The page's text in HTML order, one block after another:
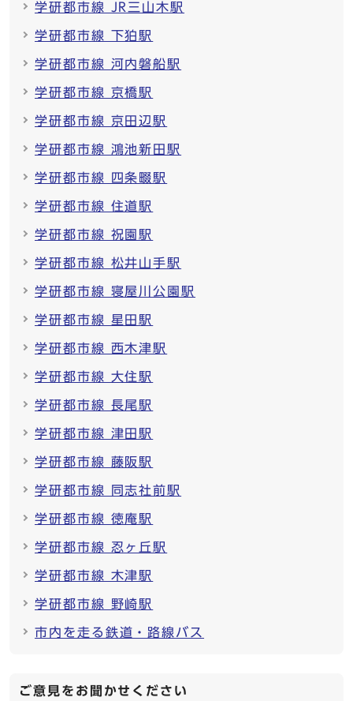
学研都市線 JR三山木駅
学研都市線 下狛駅
学研都市線 河内磐船駅
学研都市線 京橋駅
学研都市線 京田辺駅
学研都市線 鴻池新田駅
学研都市線 四条畷駅
学研都市線 住道駅
学研都市線 祝園駅
学研都市線 松井山手駅
学研都市線 寝屋川公園駅
学研都市線 星田駅
学研都市線 西木津駅
学研都市線 大住駅
学研都市線 長尾駅
学研都市線 津田駅
学研都市線 藤阪駅
学研都市線 同志社前駅
学研都市線 徳庵駅
学研都市線 忍ヶ丘駅
学研都市線 木津駅
学研都市線 野崎駅
市内を走る鉄道・路線バス
ご意見をお聞かせください